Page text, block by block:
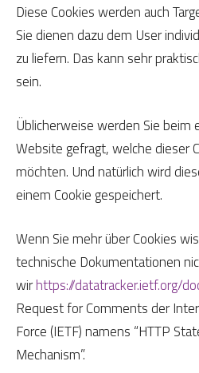
Diese Cookies werden auch
Sie dienen dazu dem User
zu liefern. Das kann sehr
sein.
Üblicherweise werden Sie beim
Website gefragt, welche dieser
möchten. Und natürlich wird
einem Cookie gespeichert.
Wenn Sie mehr über Cookies
technische Dokumentationen
wirhttps://datatracker.ietf.org/
Request for Comments der
Force (IETF) namens “HTTP
Mechanism”.